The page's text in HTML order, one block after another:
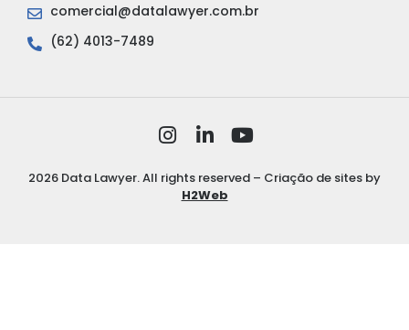
comercial@datalawyer.com.br
(62) 4013-7489
2026 Data Lawyer. All rights reserved – Criação de sites by
H2Web